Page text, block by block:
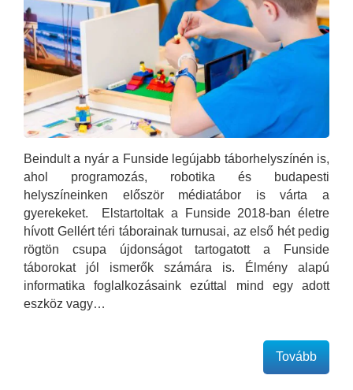
Beindult a nyár a Funside legújabb táborhelyszínén is,
ahol programozás, robotika és budapesti
helyszíneinken először médiatábor is várta a
gyerekeket. Elstartoltak a Funside 2018-ban életre
hívott Gellért téri táborainak turnusai, az első hét pedig
rögtön csupa újdonságot tartogatott a Funside
táborokat jól ismerők számára is. Élmény alapú
informatika foglalkozásaink ezúttal mind egy adott
eszköz vagy…
Tovább